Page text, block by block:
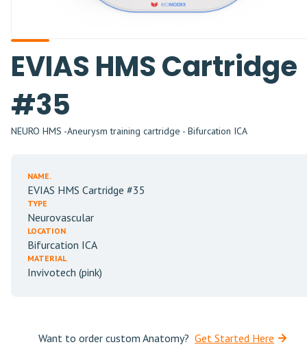
EVIAS HMS Cartridge
#35
NEURO HMS -Aneurysm training cartridge - Bifurcation ICA
NAME.
EVIAS HMS Cartridge #35
TYPE
Neurovascular
LOCATION
Bifurcation ICA
MATERIAL
Invivotech (pink)
Want to order custom Anatomy? Get Started Here